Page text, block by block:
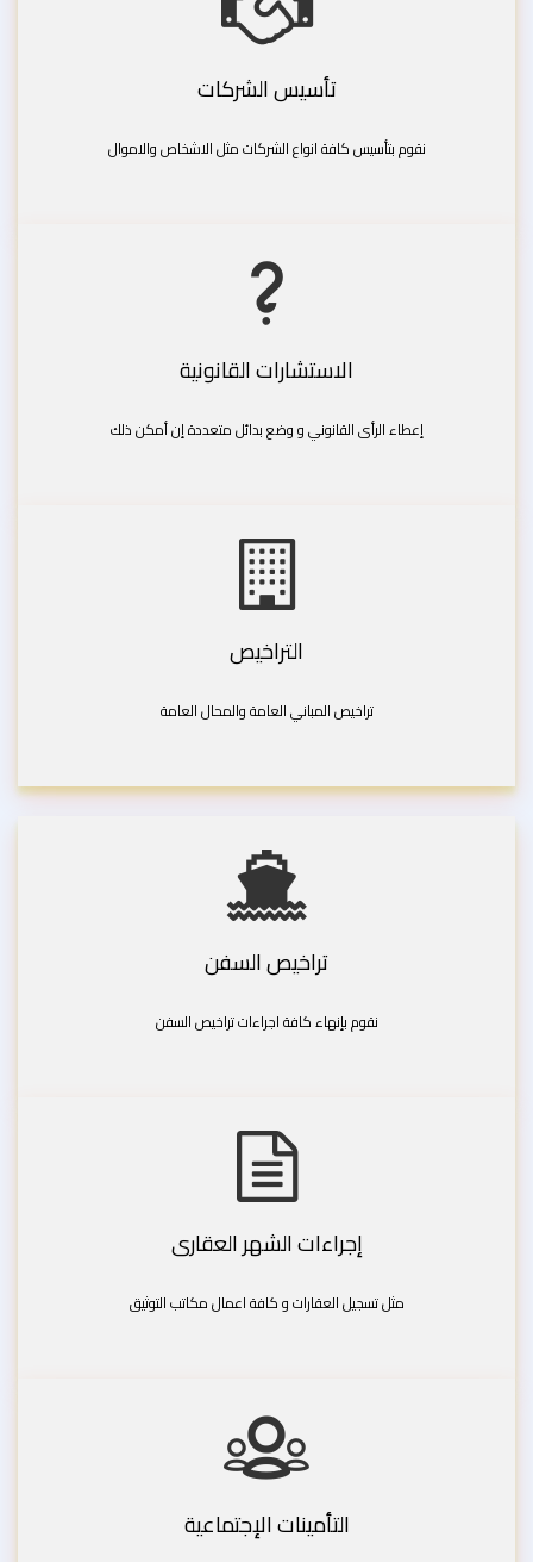
تأسيس الشركات
نقوم بتأسيس كافة انواع الشركات مثل الاشخاص والاموال
الاستشارات القانونية
إعطاء الرأى القانوني و وضع بدائل متعددة إن أمكن ذلك
التراخيص
تراخيص المباني العامة والمحال العامة
تراخيص السفن
نقوم بإنهاء كافة اجراءات تراخيص السفن
إجراءات الشهر العقارى
مثل تسجيل العقارات و كافة اعمال مكاتب التوثيق
التأمينات الإجتماعية